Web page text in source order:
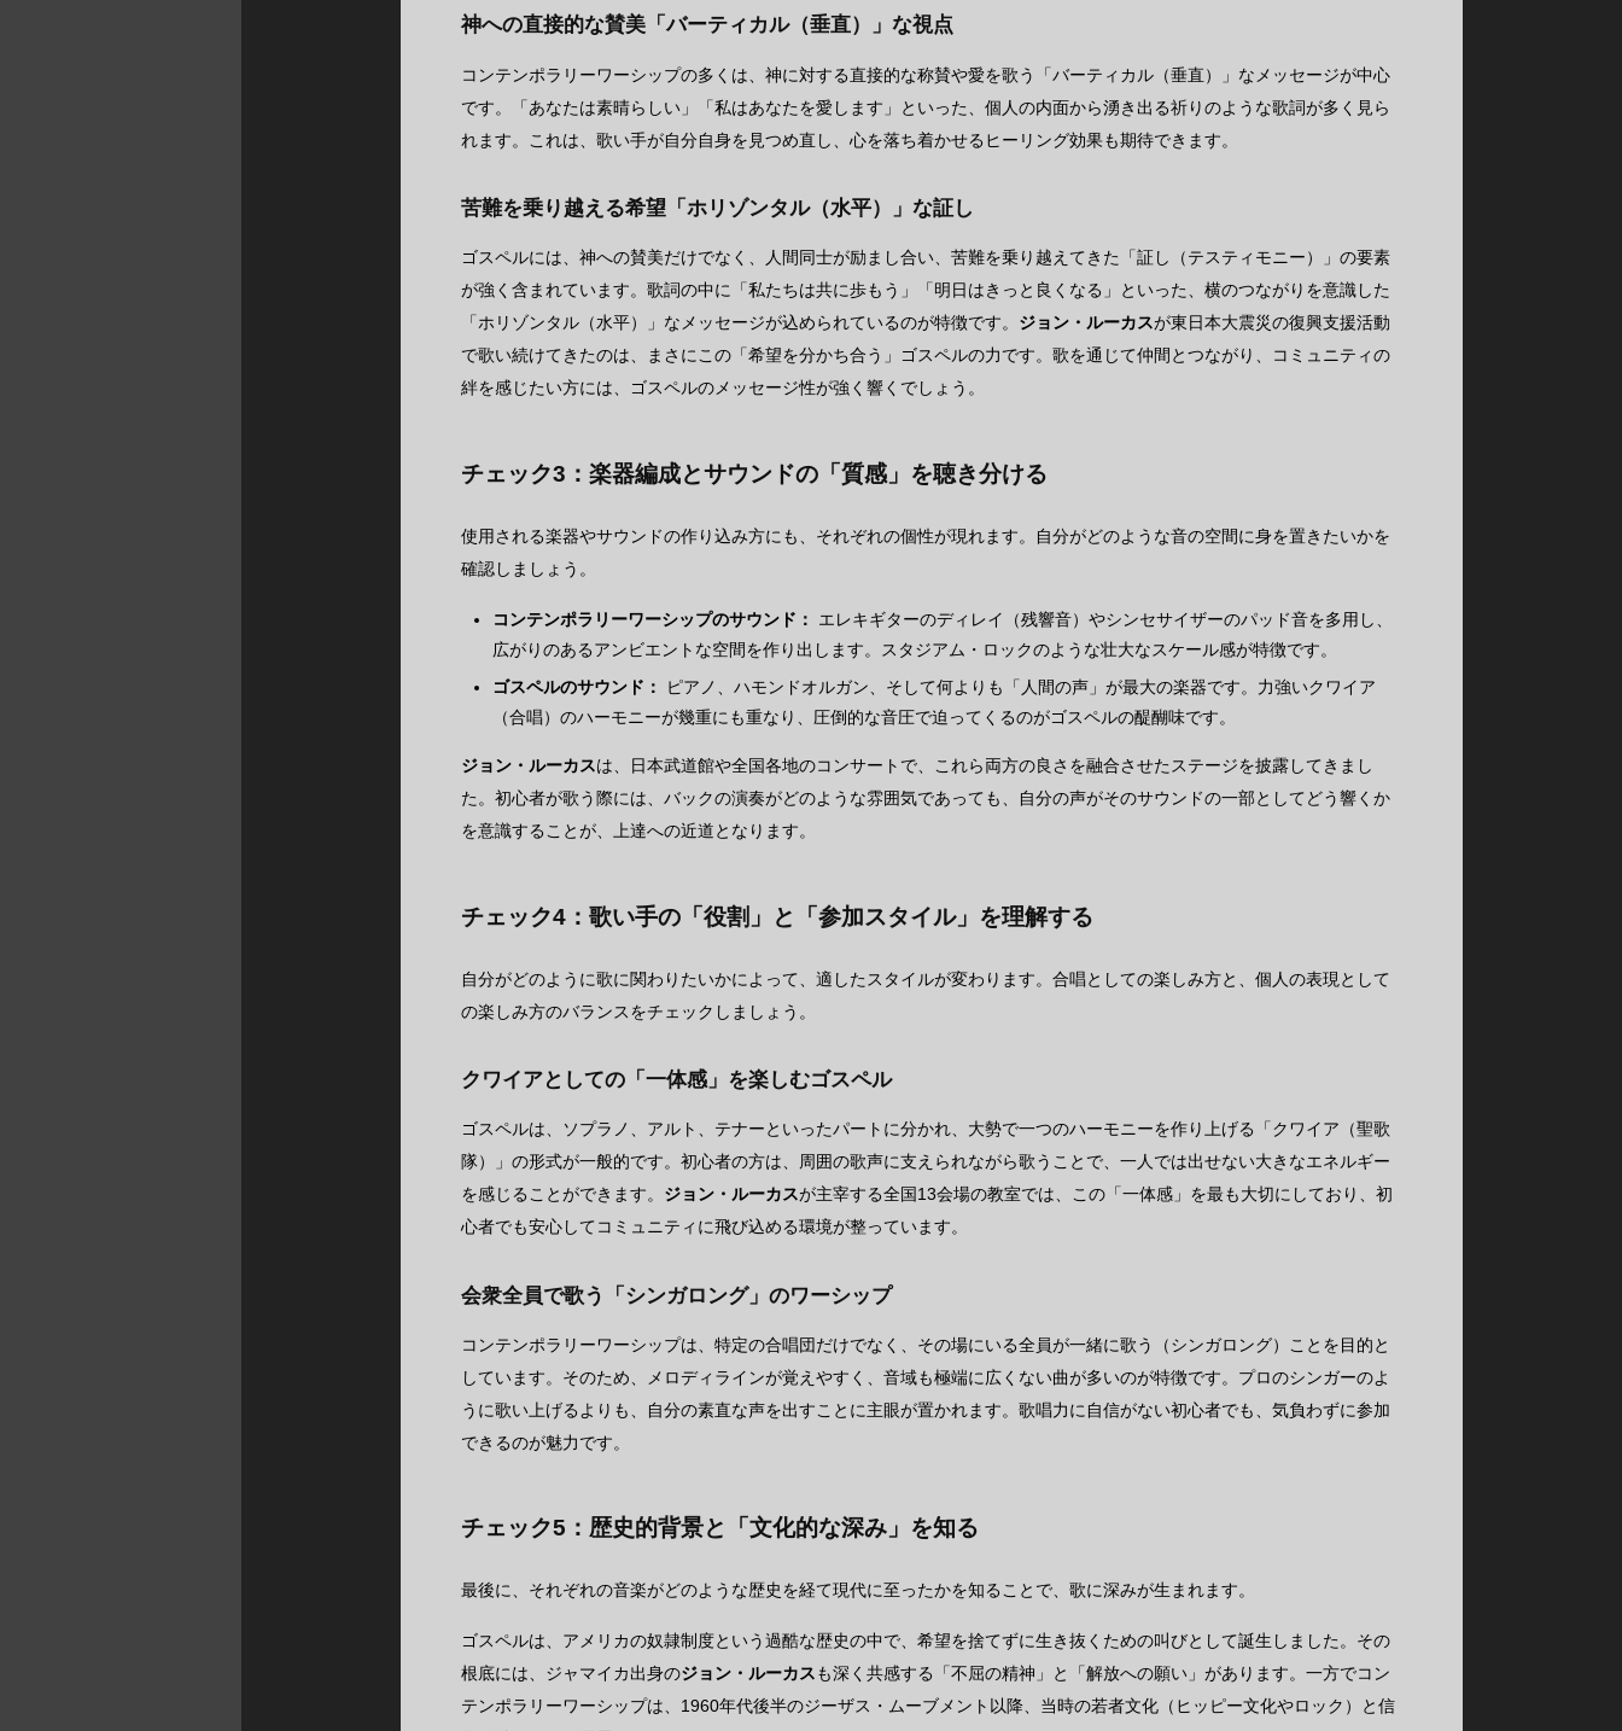
神への直接的な賛美「バーティカル（垂直）」な視点
コンテンポラリーワーシップの多くは、神に対する直接的な称賛や愛を歌う「バーティカル（垂直）」なメッセージが中心
です。「あなたは素晴らしい」「私はあなたを愛します」といった、個人の内面から湧き出る祈りのような歌詞が多く見ら
れます。これは、歌い手が自分自身を見つめ直し、心を落ち着かせるヒーリング効果も期待できます。
苦難を乗り越える希望「ホリゾンタル（水平）」な証し
ゴスペルには、神への賛美だけでなく、人間同士が励まし合い、苦難を乗り越えてきた「証し（テスティモニー）」の要素
が強く含まれています。歌詞の中に「私たちは共に歩もう」「明日はきっと良くなる」といった、横のつながりを意識した
「ホリゾンタル（水平）」なメッセージが込められているのが特徴です。 ジョン・ルーカスが東日本大震災の復興支援活動
で歌い続けてきたのは、まさにこの「希望を分かち合う」ゴスペルの力です。歌を通じて仲間とつながり、コミュニティの
絆を感じたい方には、ゴスペルのメッセージ性が強く響くでしょう。
チェック3：楽器編成とサウンドの「質感」を聴き分ける
使用される楽器やサウンドの作り込み方にも、それぞれの個性が現れます。自分がどのような音の空間に身を置きたいかを
確認しましょう。
コンテンポラリーワーシップのサウンド：
エレキギターのディレイ（残響音）やシンセサイザーのパッド音を多用し、
広がりのあるアンビエントな空間を作り出します。スタジアム・ロックのような壮大なスケール感が特徴です。
ゴスペルのサウンド：
ピアノ、ハモンドオルガン、そして何よりも「人間の声」が最大の楽器です。力強いクワイア
（合唱）のハーモニーが幾重にも重なり、圧倒的な音圧で迫ってくるのがゴスペルの醍醐味です。
ジョン・ルーカスは、日本武道館や全国各地のコンサートで、これら両方の良さを融合させたステージを披露してきまし
た。初心者が歌う際には、バックの演奏がどのような雰囲気であっても、自分の声がそのサウンドの一部としてどう響くか
を意識することが、上達への近道となります。
チェック4：歌い手の「役割」と「参加スタイル」を理解する
自分がどのように歌に関わりたいかによって、適したスタイルが変わります。合唱としての楽しみ方と、個人の表現として
の楽しみ方のバランスをチェックしましょう。
クワイアとしての「一体感」を楽しむゴスペル
ゴスペルは、ソプラノ、アルト、テナーといったパートに分かれ、大勢で一つのハーモニーを作り上げる「クワイア（聖歌
隊）」の形式が一般的です。初心者の方は、周囲の歌声に支えられながら歌うことで、一人では出せない大きなエネルギー
を感じることができます。 ジョン・ルーカスが主宰する全国13会場の教室では、この「一体感」を最も大切にしており、初
心者でも安心してコミュニティに飛び込める環境が整っています。
会衆全員で歌う「シンガロング」のワーシップ
コンテンポラリーワーシップは、特定の合唱団だけでなく、その場にいる全員が一緒に歌う（シンガロング）ことを目的と
しています。そのため、メロディラインが覚えやすく、音域も極端に広くない曲が多いのが特徴です。プロのシンガーのよ
うに歌い上げるよりも、自分の素直な声を出すことに主眼が置かれます。歌唱力に自信がない初心者でも、気負わずに参加
できるのが魅力です。
チェック5：歴史的背景と「文化的な深み」を知る
最後に、それぞれの音楽がどのような歴史を経て現代に至ったかを知ることで、歌に深みが生まれます。
ゴスペルは、アメリカの奴隷制度という過酷な歴史の中で、希望を捨てずに生き抜くための叫びとして誕生しました。その
根底には、ジャマイカ出身のジョン・ルーカスも深く共感する「不屈の精神」と「解放への願い」があります。一方でコン
テンポラリーワーシップは、1960年代後半のジーザス・ムーブメント以降、当時の若者文化（ヒッピー文化やロック）と信